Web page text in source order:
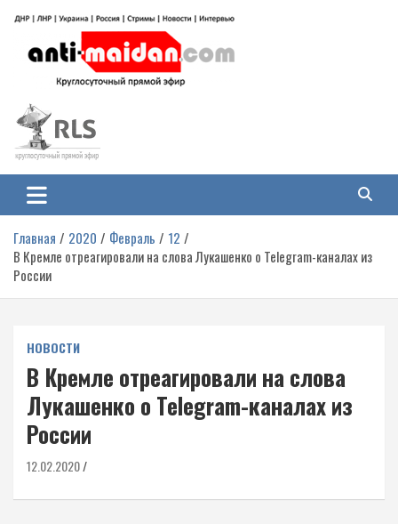
содержимому
Антимайдан: Гражданская война
на Украине
гражданской войне на Украине, включая события в Новороссии, ДНР,
ЛНР и других регионах.
Главная 2020 Февраль
12
В Кремле отреагировали на слова Лукашенко о Telegram-каналах из
России
НОВОСТИ
В Кремле отреагировали на слова
Лукашенко о Telegram-каналах из
России
12.02.2020